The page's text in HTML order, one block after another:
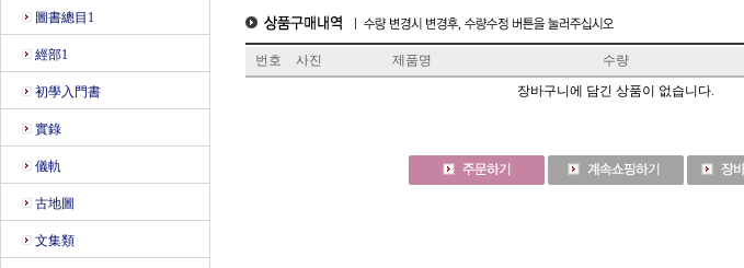
圖書總目1
經部1
初學入門書
實錄
儀軌
古地圖
文集類
번호 사진 제품명 수량
장바구니에 담긴 상품이 없습니다.